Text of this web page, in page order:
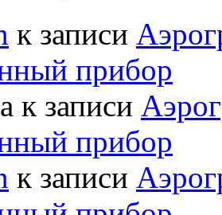
к записи
прибор
к записи
прибор
к записи